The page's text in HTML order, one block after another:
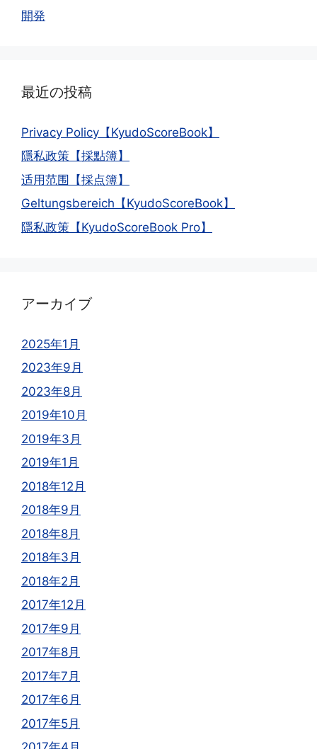
開発
最近の投稿
Privacy Policy【KyudoScoreBook】
隱私政策【採點簿】
适用范围【採点簿】
Geltungsbereich【KyudoScoreBook】
隱私政策【KyudoScoreBook Pro】
アーカイブ
2025年1月
2023年9月
2023年8月
2019年10月
2019年3月
2019年1月
2018年12月
2018年9月
2018年8月
2018年3月
2018年2月
2017年12月
2017年9月
2017年8月
2017年7月
2017年6月
2017年5月